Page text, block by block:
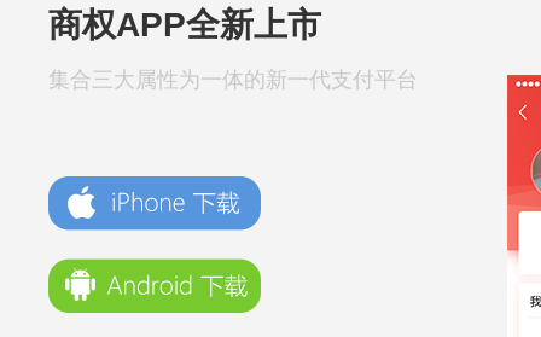
商权APP全新上市
集合三大属性为一体的新一代支付平台